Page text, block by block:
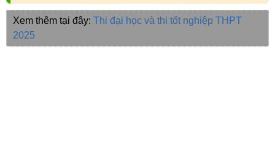
Xem thêm tại đây: Thi đại học và thi tốt nghiệp THPT
2025